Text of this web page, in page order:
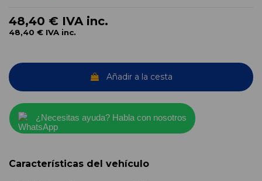
48,40 € IVA inc.
48,40 € IVA inc.
Añadir a la cesta
¿Necesitas ayuda? Habla con nosotros
Características del vehículo